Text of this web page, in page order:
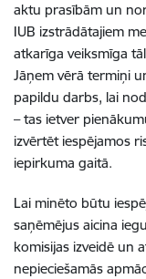
aktu prasībām un
IUB izstrādātajiem
atkarīga veiksmīga
Jāņem vērā termiņi
papildu darbs, lai
– tas ietver
izvērtēt iespējamos
iepirkuma gaitā.
Lai minēto būtu
saņēmējus aicina
komisijas izveidē un
nepieciešamās